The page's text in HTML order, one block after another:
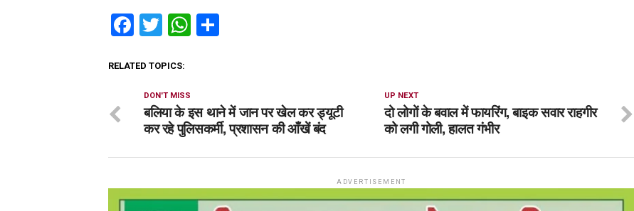
Facebook
TwitterWhatsApp
RELATED TOPICS:
UP NEXT
दो लोगों के बवाल में फायरिंग, बाइक सवार राह​गीर
को लगी गोली, हालत गंभीर
DON'T MISS
बलिया के इस थाने में जान पर खेल कर ड्यूटी
कर रहे पुलिसकर्मी, प्रशासन की आँखें बंद
ADVERTISEMENT